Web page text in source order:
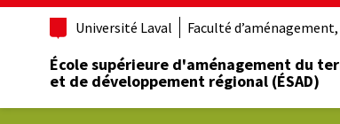
Université Laval Faculté
École supérieure d'aménagement du
et de développement régional (ÉSAD)